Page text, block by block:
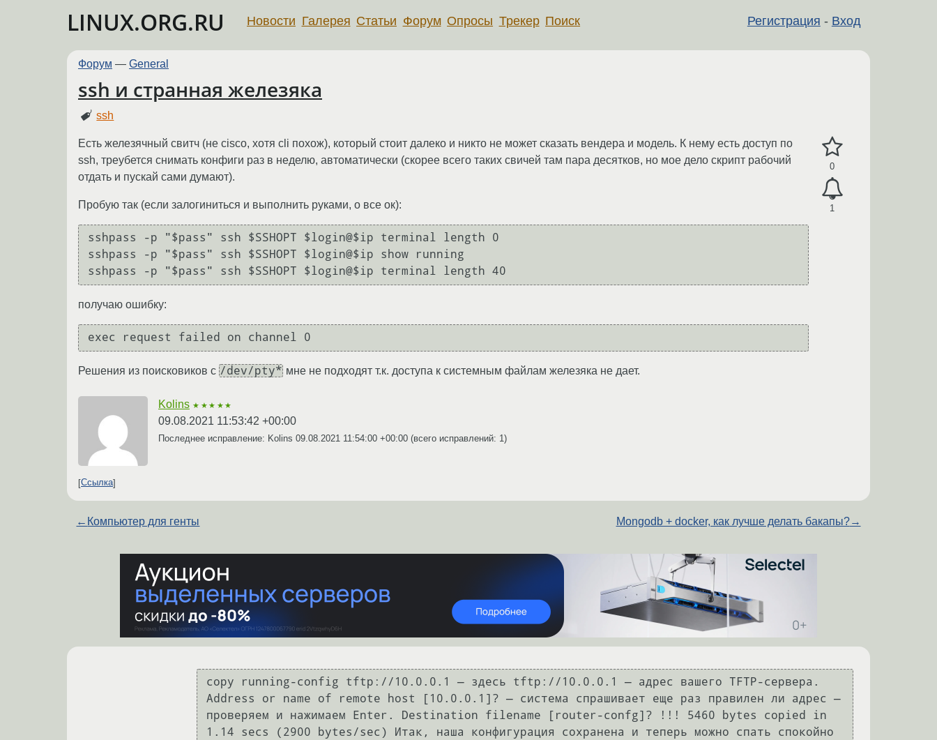
LINUX.ORG.RU Регистрация - Вход
Новости Галерея Статьи Форум Опросы Трекер Поиск
Форум — General
ssh и странная железяка
ssh
0
1
Есть железячный свитч (не cisco, хотя cli похож), который стоит далеко и никто не может сказать вендера и модель. К нему есть доступ по
ssh, треубется снимать конфиги раз в неделю, автоматически (скорее всего таких свичей там пара десятков, но мое дело скрипт рабочий
отдать и пускай сами думают).
Пробую так (если залогиниться и выполнить руками, о все ок):
sshpass -p "$pass" ssh $SSHOPT $login@$ip terminal length 0
sshpass -p "$pass" ssh $SSHOPT $login@$ip show running
получаю ошибку:
Решения из поисковиков с /dev/pty* мне не подходят т.к. доступа к системным файлам железяка не дает.
Kolins ★★★★★
09.08.2021 11:53:42 +00:00
Последнее исправление: Kolins 09.08.2021 11:54:00 +00:00 (всего исправлений: 1)
Ссылка
← Компьютер для генты Mongodb + docker, как лучше делать бакапы?→
copy running-config tftp://10.0.0.1 — здесь tftp://10.0.0.1 — адрес вашего TFTP-сервера.
Address or name of remote host [10.0.0.1]? — система спрашивает еще раз правилен ли адрес —
проверяем и нажимаем Enter. Destination filename [router-confg]? !!! 5460 bytes copied in
1.14 secs (2900 bytes/sec) Итак, наша конфигурация сохранена и теперь можно спать спокойно